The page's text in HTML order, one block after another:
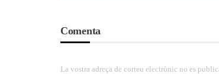
Comenta
La vostra adreça de correu electrònic no es